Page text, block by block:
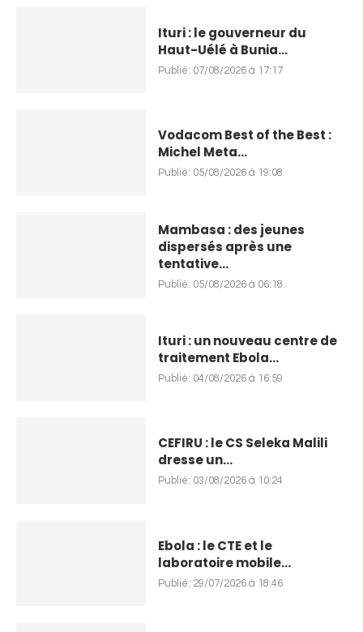
Ituri : le gouverneur du
Haut-Uélé à Bunia...
Publié: 07/08/2026 à 17:17
Vodacom Best of the Best :
Michel Meta...
Publié: 05/08/2026 à 19:08
Mambasa : des jeunes
dispersés après une
tentative...
Publié: 05/08/2026 à 06:18
Ituri : un nouveau centre de
traitement Ebola...
Publié: 04/08/2026 à 16:59
CEFIRU : le CS Seleka Malili
dresse un...
Publié: 03/08/2026 à 10:24
Ebola : le CTE et le
laboratoire mobile...
Publié: 29/07/2026 à 18:46